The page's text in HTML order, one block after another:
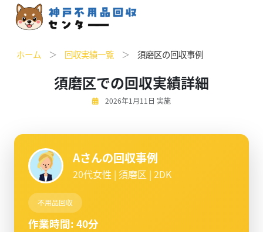
ホーム ＞ 回収実績一覧 ＞ 須磨区の回収事例
須磨区での回収実績詳細
2026年1月11日 実施
Aさんの回収事例
20代女性 | 須磨区 | 2DK
不用品回収
作業時間: 40分